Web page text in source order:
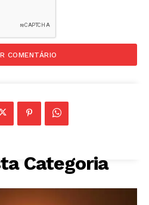
Categoria